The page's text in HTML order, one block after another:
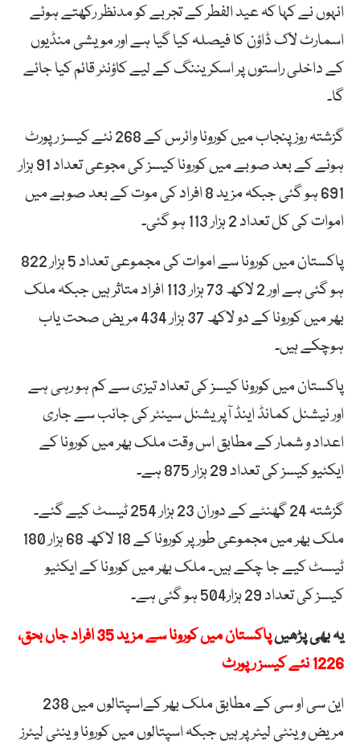
انہوں نے کہا کہ عید الفطر کے تجربے کو مدنظر رکھتے ہوئے
اسمارٹ لاک ڈاؤن کا فیصلہ کیا گیا ہے اور مویشی منڈیوں
کے داخلی راستوں پر اسکریننگ کے لیے کاؤنٹر قائم کیا جائے
گا۔
گزشتہ روز پنجاب میں کورونا وائرس کے 268 نئے کیسز رپورٹ
ہونے کے بعد صوبے میں کورونا کیسز کی مجوعی تعداد 91 ہزار
691 ہو گئی جبکہ مزید 8 افراد کی موت کے بعد صوبے میں
اموات کی کل تعداد 2 ہزار 113 ہو گئی۔
پاکستان میں کورونا سے اموات کی مجموعی تعداد 5 ہزار 822
ہو گئی ہے اور 2 لاکھ 73 ہزار 113 افراد متاثر ہیں جبکہ ملک
بھر میں کورونا کے دو لاکھ 37 ہزار 434 مریض صحت یاب
ہوچکے ہیں۔
پاکستان میں کورونا کیسز کی تعداد تیزی سے کم ہو رہی ہے
اور نیشنل کمانڈ اینڈ آپریشنل سینٹر کی جانب سے جاری
اعداد و شمار کے مطابق اس وقت ملک بھر میں کورونا کے
ایکٹیو کیسز کی تعداد 29 ہزار 875 ہے۔
گزشتہ 24 گھنٹے کے دوران 23 ہزار 254 ٹیسٹ کیے گئے۔
ملک بھر میں مجموعی طور پر کورونا کے 18 لاکھ 68 ہزار 180
ٹیسٹ کیے جا چکے ہیں۔ ملک بھر میں کورونا کے ایکٹیو
کیسز کی تعداد 29 ہزار504 ہو گئی ہے۔
یہ بھی پڑھیں
پاکستان میں کورونا سے مزید 35 افراد جاں بحق،
1226 نئے کیسز رپورٹ
این سی او سی کے مطابق ‏ملک بھر کےاسپتالوں میں 238
مریض وینٹی لیٹر پر ہیں جبکہ اسپتالوں میں کورونا وینٹی لیٹرز